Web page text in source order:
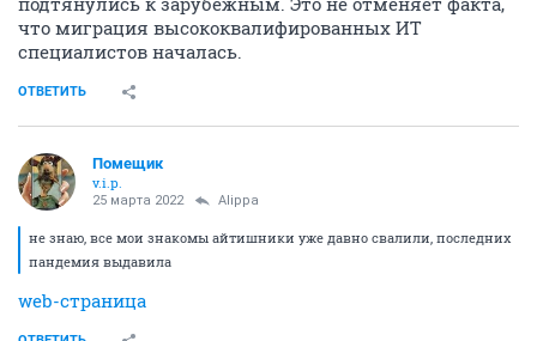
что миграция высококвалифированных ИТ
специалистов началась.
ОТВЕТИТЬ
Помещик
v.i.p.
25 марта 2022 Alippa
не знаю, все мои знакомы айтишники уже давно свалили, последних
пандемия выдавила
web-страница